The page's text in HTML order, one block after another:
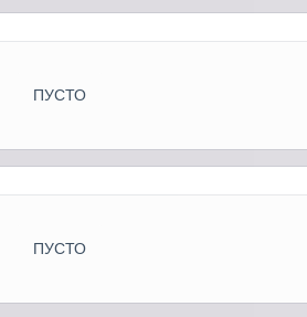
ПУСТО
ПУСТО